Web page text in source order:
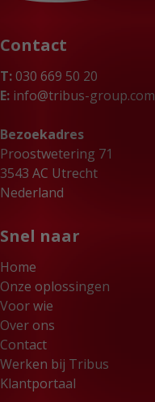
Contact
T: 030 669 50 20
E: info@tribus-group.com
Bezoekadres
Proostwetering 71
3543 AC Utrecht
Nederland
Snel naar
Home
Onze oplossingen
Voor wie
Over ons
Contact
Werken bij Tribus
Klantportaal